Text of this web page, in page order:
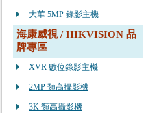
大華 5MP 錄影主機
海康威視 / HIKVISION 品
牌專區
XVR 數位錄影主機
2MP 類高攝影機
3K 類高攝影機